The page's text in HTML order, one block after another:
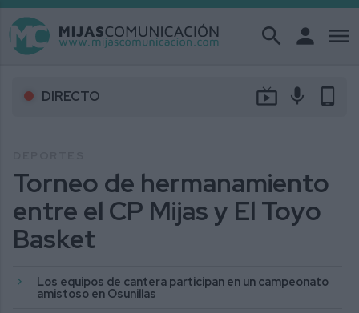
search person menu
DIRECTO live_tv mic phone_android
Torneo de hermanamiento
entre el CP Mijas y El Toyo
Basket
Los equipos de cantera participan en un campeonato
amistoso en Osunillas